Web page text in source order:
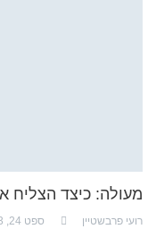
מעולה: כיצד הצליח
רועי פרבשטיין ספט 24, 2013